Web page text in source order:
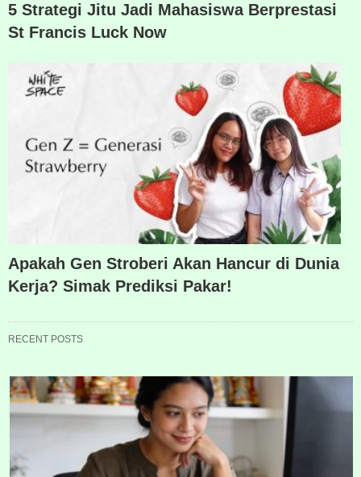
5 Strategi Jitu Jadi Mahasiswa Berprestasi
St Francis Luck Now
Apakah Gen Stroberi Akan Hancur di Dunia
Kerja? Simak Prediksi Pakar!
RECENT POSTS